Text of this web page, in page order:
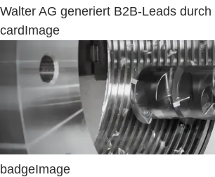
Walter AG generiert B2B-Leads
cardImage
badgeImage